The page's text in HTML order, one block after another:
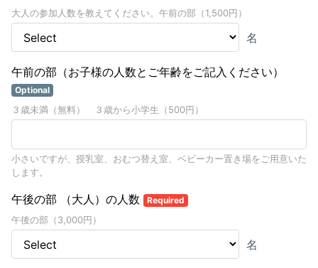
大人の参加人数を教えてください。午前の部（1,500円）
名
午前の部（お子様の人数とご年齢をご記入ください）
Optional
３歳未満（無料） ３歳から小学生（500円）
小さいですが、授乳室、おむつ替え室、ベビーカー置き場をご用意いた
します。
午後の部 （大人）の人数 Required
午後の部（3,000円）
名